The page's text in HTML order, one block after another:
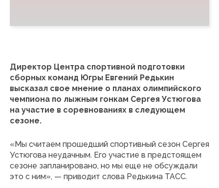
Директор Центра спортивной подготовки
сборных команд Югры Евгений Редькин
высказал свое мнение о планах олимпийского
чемпиона по лыжным гонкам Сергея Устюгова
на участие в соревнованиях в следующем
сезоне.
«Мы считаем прошедший спортивный сезон Сергея
Устюгова неудачным. Его участие в предстоящем
сезоне запланировано, но мы еще не обсуждали
это с ним», — приводит слова Редькина ТАСС.